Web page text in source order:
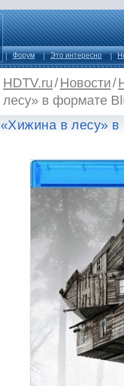
Форум Это интересно
HDTV.ru/Новости/
лесу» в формате
«Хижина в лесу»